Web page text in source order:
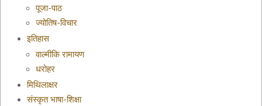
पूजा-पाठ
ज्योतिष-विचार
इतिहास
वाल्मीकि रामायण
धरोहर
मिथिलाक्षर
संस्कृत भाषा-शिक्षा